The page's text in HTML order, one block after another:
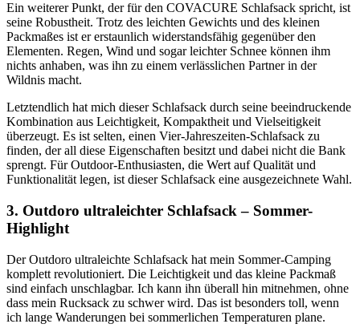
Ein weiterer Punkt, der für den COVACURE Schlafsack spricht, ist
seine Robustheit. Trotz des leichten Gewichts und des kleinen
Packmaßes ist er erstaunlich widerstandsfähig gegenüber den
Elementen. Regen, Wind und sogar leichter Schnee können ihm
nichts anhaben, was ihn zu einem verlässlichen Partner in der
Wildnis macht.
Letztendlich hat mich dieser Schlafsack durch seine beeindruckende
Kombination aus Leichtigkeit, Kompaktheit und Vielseitigkeit
überzeugt. Es ist selten, einen Vier-Jahreszeiten-Schlafsack zu
finden, der all diese Eigenschaften besitzt und dabei nicht die Bank
sprengt. Für Outdoor-Enthusiasten, die Wert auf Qualität und
Funktionalität legen, ist dieser Schlafsack eine ausgezeichnete Wahl.
3. Outdoro ultraleichter Schlafsack – Sommer-
Highlight
Der Outdoro ultraleichte Schlafsack hat mein Sommer-Camping
komplett revolutioniert. Die Leichtigkeit und das kleine Packmaß
sind einfach unschlagbar. Ich kann ihn überall hin mitnehmen, ohne
dass mein Rucksack zu schwer wird. Das ist besonders toll, wenn
ich lange Wanderungen bei sommerlichen Temperaturen plane.